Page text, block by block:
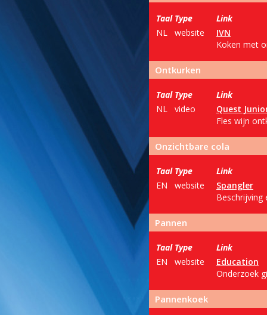
Taal Type
Link
NL
website
IVN
Koken met
Ontkurken
Taal Type
Link
NL
video
Quest
Fles wijn
Onzichtbare cola
Taal Type
Link
EN
website
Spangler
Beschrijving
Pannen
Taal Type
Link
EN
website
Education
Onderzoek
Pannenkoek